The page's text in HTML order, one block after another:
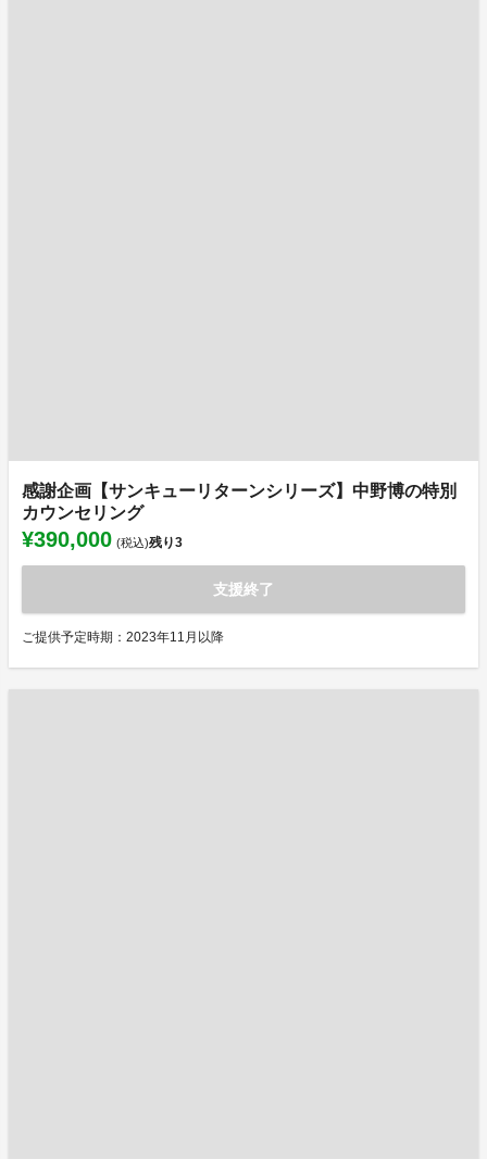
感謝企画【サンキューリターンシリーズ】中野博の特別
カウンセリング
¥390,000 (税込)残り3
支援終了
ご提供予定時期：2023年11月以降